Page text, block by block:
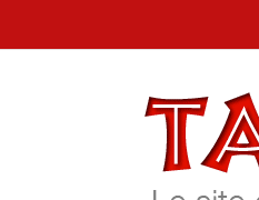
au